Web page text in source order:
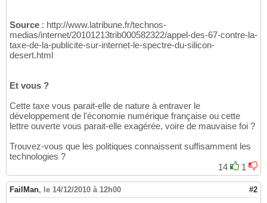
Source : http://www.latribune.fr/technos-
medias/internet/20101213trib000582322/appel-des-67-contre-la-
taxe-de-la-publicite-sur-internet-le-spectre-du-silicon-
desert.html
Et vous ?
Cette taxe vous parait-elle de nature à entraver le
développement de l'économie numérique française ou cette
lettre ouverte vous parait-elle exagérée, voire de mauvaise foi ?
Trouvez-vous que les politiques connaissent suffisamment les
technologies ?
14
1
FailMan, le 14/12/2010 à 12h00 #2